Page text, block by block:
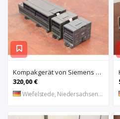
Kompakgerät von Siemens – 6ES7 216-2AD22-OXBO 6ES 221-1BF22-OXAO
320,00 €
Wiefelstede, Niedersachsen, DE